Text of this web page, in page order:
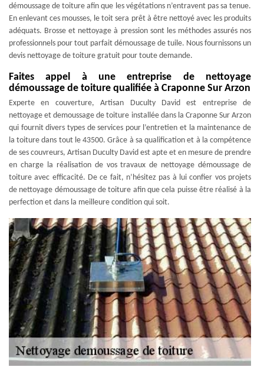
démoussage de toiture afin que les végétations n’entravent pas sa tenue.
En enlevant ces mousses, le toit sera prêt à être nettoyé avec les produits
adéquats. Brosse et nettoyage à pression sont les méthodes assurés nos
professionnels pour tout parfait démoussage de tuile. Nous fournissons un
devis nettoyage de toiture gratuit pour toute demande.
Faites appel à une entreprise de nettoyage
démoussage de toiture qualifiée à Craponne Sur Arzon
Experte en couverture, Artisan Duculty David est entreprise de
nettoyage et demoussage de toiture installée dans la Craponne Sur Arzon
qui fournit divers types de services pour l’entretien et la maintenance de
la toiture dans tout le 43500. Grâce à sa qualification et à la compétence
de ses couvreurs, Artisan Duculty David est apte et en mesure de prendre
en charge la réalisation de vos travaux de nettoyage démoussage de
toiture avec efficacité. De ce fait, n’hésitez pas à lui confier vos projets
de nettoyage démoussage de toiture afin que cela puisse être réalisé à la
perfection et dans la meilleure condition qui soit.